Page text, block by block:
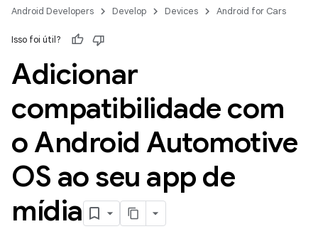
Android Developers Develop Devices Android for Cars
Isso foi útil?
Adicionar
compatibilidade com
o Android Automotive
OS ao seu app de
mídia